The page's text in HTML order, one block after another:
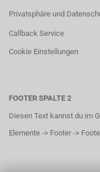
Privatsphäre und
Callback Service
Cookie Einstellungen
FOOTER SPALTE 2
Diesen Text kannst du im
Elemente -> Footer ->